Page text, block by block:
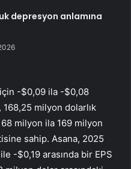
depresyon anlamına
için -$0,09 ila -$0,08
168,25 milyon dolarlık
milyon ila 169 milyon
sahip. Asana, 2025
-$0,19 arasında bir EPS